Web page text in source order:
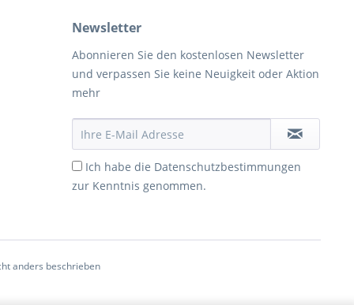
Newsletter
Abonnieren Sie den kostenlosen Newsletter
und verpassen Sie keine Neuigkeit oder Aktion
mehr
Ich habe die Datenschutzbestimmungen
zur Kenntnis genommen.
anders beschrieben